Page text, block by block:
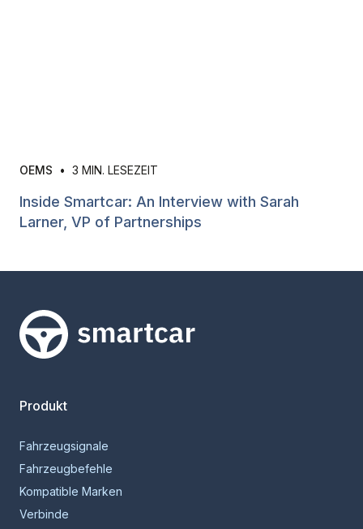
OEMS • 3 MIN. LESEZEIT
Inside Smartcar: An Interview with Sarah
Larner, VP of Partnerships
Produkt
Fahrzeugsignale
Fahrzeugbefehle
Kompatible Marken
Verbinde